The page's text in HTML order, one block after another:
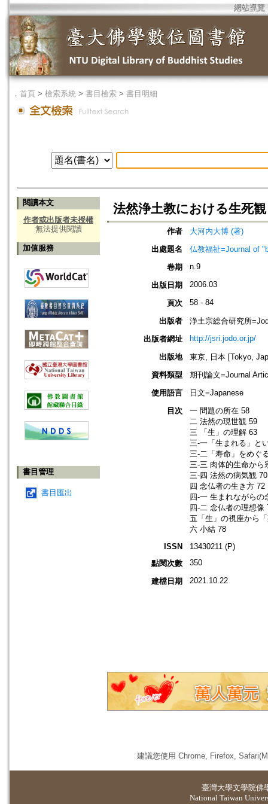
網站導覽
． 首頁 > 檢索系統 > 書目檢索 > 書目明細
閱讀本文
作者或出版者未授權
無法提供閱讀
加值服務
書目管理
書目匯出
法然浄土教における生死
作者
大河内大博 (著)
出處題名
仏教福祉=Journal of
卷期
n.9
出版日期 2006.03
頁次 58 - 84
出版者
浄土宗総合研究所
出版者網址
http://jsri.jodo.or.jp/
出版地
東京, 日本 [Tokyo,
資料類型
期刊論文=Journal
使用語言
日文=Japanese
目次
一 問題の所在 58
二 法然の現世観 59
三 「生」の理解 63
三-一「生まれる」と
三-二「寿命」をめぐ
三-三 肉体的生命から
三-四 法然の病気観 70
四 念仏者の生き方 72
四-一 生まれながらの
四-二 念仏者の理想像
五「生」の視座から
六 小結 78
ISSN
13430211 (P)
點閱次數
350
建檔日期 2021.10.22
建議您使用 Chrome, Firefox,
臺灣大學文學院佛
National Taiwan